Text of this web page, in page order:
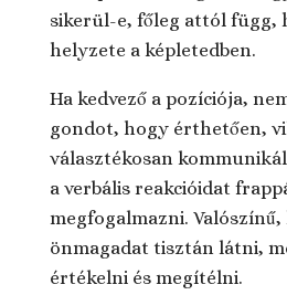
sikerül-e, főleg attól függ,
helyzete a képletedben.
Ha kedvező a pozíciója,
gondot, hogy érthetően,
választékosan
a verbális reakcióidat
megfogalmazni.
önmagadat tisztán látni,
értékelni és megítélni.